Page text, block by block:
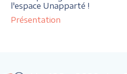
l'espace Unapparté !
Présentation